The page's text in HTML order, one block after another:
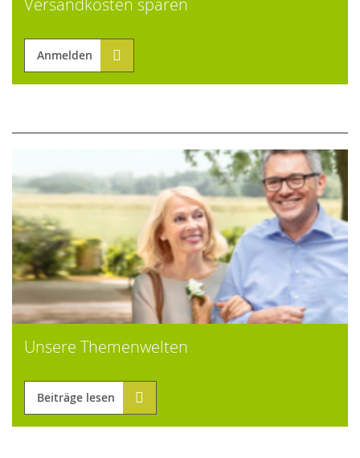
Versandkosten sparen
Anmelden
Unsere Themenwelten
Beiträge lesen